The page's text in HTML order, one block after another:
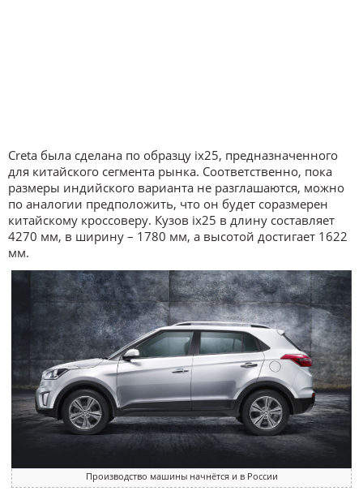
Creta была сделана по образцу ix25, предназначенного
для китайского сегмента рынка. Соответственно, пока
размеры индийского варианта не разглашаются, можно
по аналогии предположить, что он будет соразмерен
китайскому кроссоверу. Кузов ix25 в длину составляет
4270 мм, в ширину – 1780 мм, а высотой достигает 1622
мм.
Производство машины начнётся и в России